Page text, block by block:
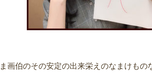
画伯のその安定の出来栄えのなまけも